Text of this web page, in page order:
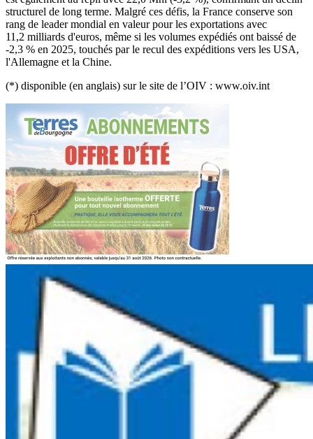
structurel de long terme. Malgré ces défis, la France conserve son
rang de leader mondial en valeur pour les exportations avec
11,2 milliards d'euros, même si les volumes expédiés ont baissé de
-2,3 % en 2025, touchés par le recul des expéditions vers les USA,
l'Allemagne et la Chine.
(*) disponible (en anglais) sur le site de l’OIV : www.oiv.int